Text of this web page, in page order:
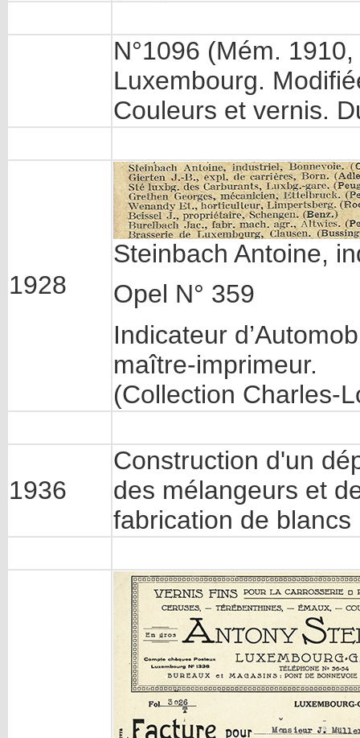
N°1096 (Mém.
Luxembourg.
Couleurs et vernis.
1928
Steinbach Antoine,
Opel N° 359
Indicateur
maître-imprimeur.
(Collection Charles-
1936
Construction d'un
des mélangeurs et
fabrication de